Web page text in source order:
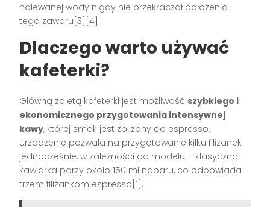
nalewanej wody nigdy nie przekraczał położenia
tego zaworu[3][4].
Dlaczego warto używać
kafeterki?
Główną zaletą kafeterki jest możliwość szybkiego i
ekonomicznego przygotowania intensywnej
kawy, której smak jest zbliżony do espresso.
Urządzenie pozwala na przygotowanie kilku filiżanek
jednocześnie, w zależności od modelu – klasyczna
kawiarka parzy około 150 ml naparu, co odpowiada
trzem filiżankom espresso[1].